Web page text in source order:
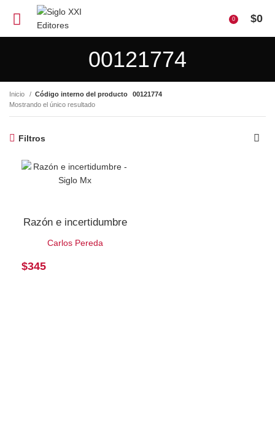
0 $0
00121774
Inicio Código interno del producto
00121774
Mostrando el único resultado
Filtros
Razón e incertidumbre
Carlos Pereda
$345